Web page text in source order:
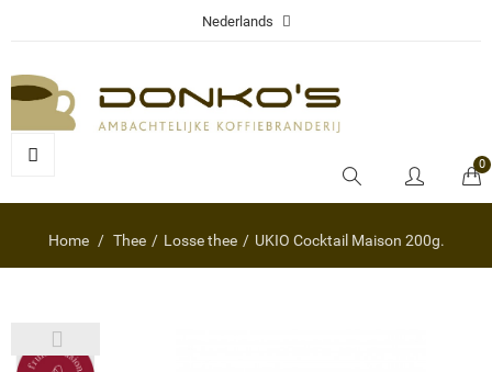
Nederlands
0
Home Thee Losse thee UKIO Cocktail Maison 200g.